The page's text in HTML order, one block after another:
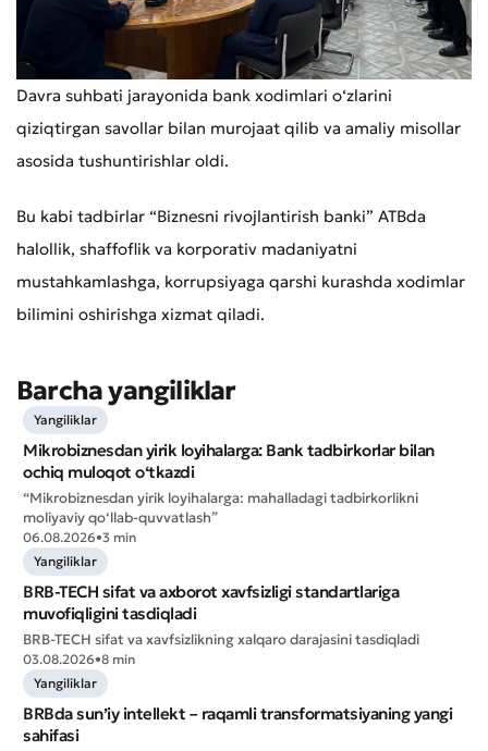
Xizmat sifatini baholang
Murojaat qoldirish
* Barcha maydonlar to'ldirilishi shart
Davra suhbati jarayonida bank xodimlari o‘zlarini
qiziqtirgan savollar bilan murojaat qilib va amaliy misollar
asosida tushuntirishlar oldi.
Bu kabi tadbirlar “Biznesni rivojlantirish banki” ATBda
halollik, shaffoflik va korporativ madaniyatni
mustahkamlashga, korrupsiyaga qarshi kurashda xodimlar
bilimini oshirishga xizmat qiladi.
Barcha yangiliklar
Yangiliklar
Mikrobiznesdan yirik loyihalarga: Bank tadbirkorlar bilan
ochiq muloqot o‘tkazdi
“Mikrobiznesdan yirik loyihalarga: mahalladagi tadbirkorlikni
moliyaviy qo‘llab-quvvatlash”
06.08.2026•3 min
Yangiliklar
BRB-TECH sifat va axborot xavfsizligi standartlariga
muvofiqligini tasdiqladi
BRB-TECH sifat va xavfsizlikning xalqaro darajasini tasdiqladi
03.08.2026•8 min
Yangiliklar
BRBda sun’iy intellekt – raqamli transformatsiyaning yangi
sahifasi